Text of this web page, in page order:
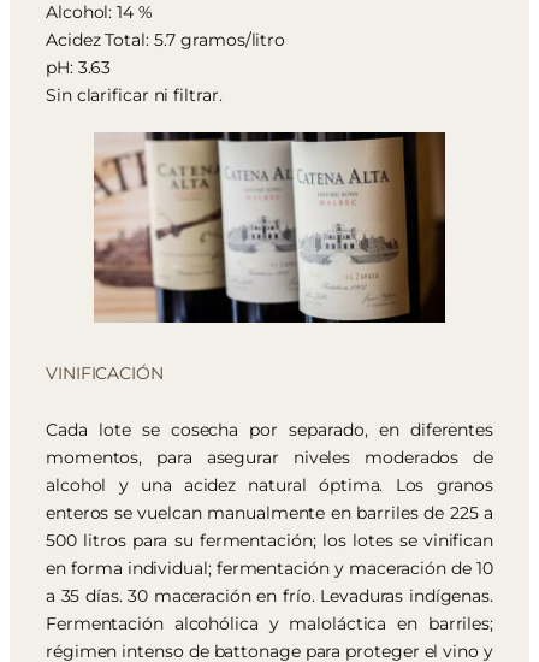
Alcohol: 14 %
Acidez Total: 5.7 gramos/litro
pH: 3.63
Sin clarificar ni filtrar.
VINIFICACIÓN
Cada lote se cosecha por separado, en diferentes
momentos, para asegurar niveles moderados de
alcohol y una acidez natural óptima. Los granos
enteros se vuelcan manualmente en barriles de 225 a
500 litros para su fermentación; los lotes se vinifican
en forma individual; fermentación y maceración de 10
a 35 días. 30 maceración en frío. Levaduras indígenas.
Fermentación alcohólica y maloláctica en barriles;
régimen intenso de battonage para proteger el vino y